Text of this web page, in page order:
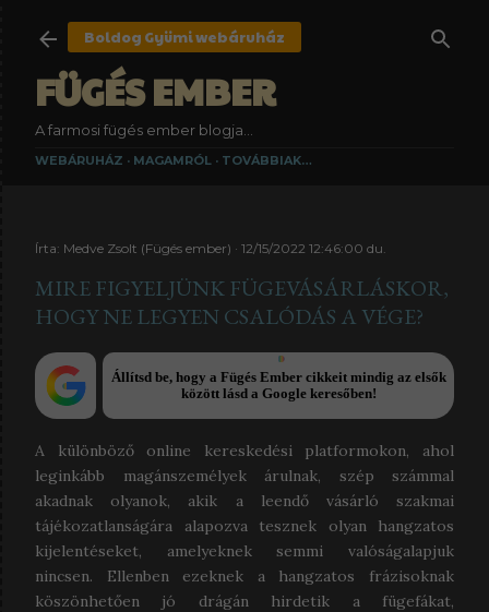
Ugrás a fő tartalomra
FÜGÉS EMBER
A farmosi fügés ember blogja...
Boldog Gyümiwebáruház
WEBÁRUHÁZ MAGAMRÓL TOVÁBBIAK…
Írta: Medve Zsolt (Fügés ember) 12/15/2022 12:46:00 du.
MIRE FIGYELJÜNK FÜGEVÁSÁRLÁSKOR,
HOGY NE LEGYEN CSALÓDÁS A VÉGE?
Állítsd be, hogy a Fügés Ember cikkeit mindig az elsők
között lásd a Google keresőben!
A különböző online kereskedési platformokon, ahol
leginkább magánszemélyek árulnak, szép számmal
akadnak olyanok, akik a leendő vásárló szakmai
tájékozatlanságára alapozva tesznek olyan hangzatos
kijelentéseket, amelyeknek semmi valóságalapjuk
nincsen. Ellenben ezeknek a hangzatos frázisoknak
köszönhetően jó drágán hirdetik a fügefákat,